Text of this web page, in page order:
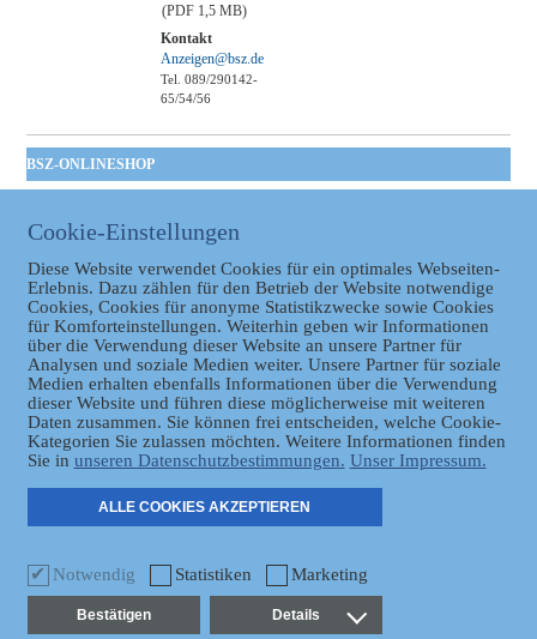
(PDF 1,5 MB)
Kontakt
Anzeigen@bsz.de
Tel. 089/290142-
65/54/56
BSZ-ONLINESHOP
Taschenbuch
GVBl | Einbanddecke
Datenschutz
Cookie-Einstellungen
Diese Website verwendet Cookies für ein optimales Webseiten-
Erlebnis. Dazu zählen für den Betrieb der Website notwendige
Cookies, Cookies für anonyme Statistikzwecke sowie Cookies
für Komforteinstellungen. Weiterhin geben wir Informationen
über die Verwendung dieser Website an unsere Partner für
Analysen und soziale Medien weiter. Unsere Partner für soziale
Medien erhalten ebenfalls Informationen über die Verwendung
dieser Website und führen diese möglicherweise mit weiteren
Daten zusammen. Sie können frei entscheiden, welche Cookie-
Kategorien Sie zulassen möchten. Weitere Informationen finden
Sie in unseren Datenschutzbestimmungen. Unser Impressum.
ALLE COOKIES AKZEPTIEREN
Notwendig Statistiken Marketing
Bestätigen Details